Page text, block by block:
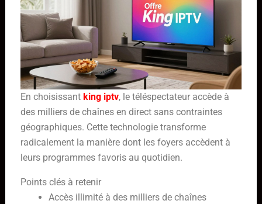
En choisissant king iptv, le téléspectateur accède à
des milliers de chaînes en direct sans contraintes
géographiques. Cette technologie transforme
radicalement la manière dont les foyers accèdent à
leurs programmes favoris au quotidien.
Points clés à retenir
Accès illimité à des milliers de chaînes